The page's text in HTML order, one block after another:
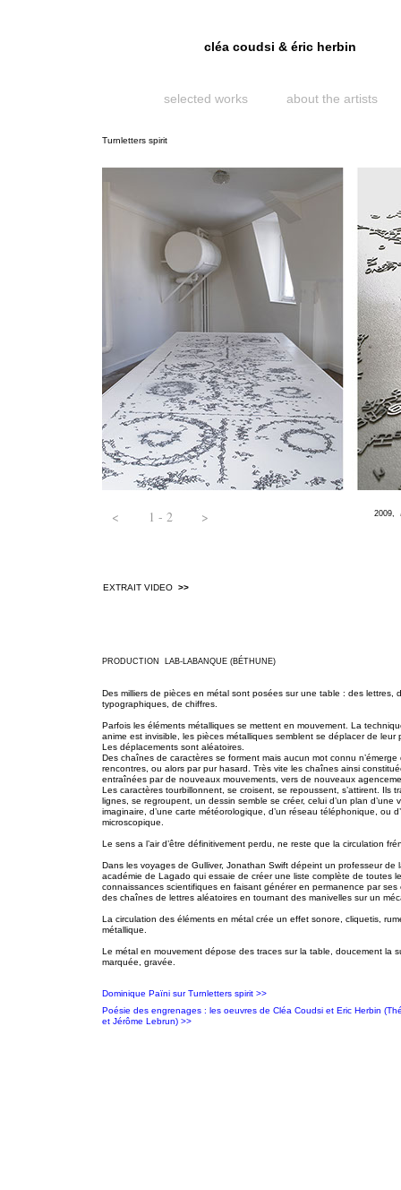
cléa coudsi & éric herbin
selected works about the artists
Turnletters spirit
2009,
1 - 2
< >
EXTRAIT VIDEO >>
PRODUCTION LAB-LABANQUE (BÉTHUNE)
Des milliers de pièces en métal sont posées sur une table : des lettres,
typographiques, de chiffres.
Parfois les éléments métalliques se mettent en mouvement. La
anime est invisible, les pièces métalliques semblent se déplacer de leur
Les déplacements sont aléatoires.
Des chaînes de caractères se forment mais aucun mot connu n’émerge
rencontres, ou alors par pur hasard. Très vite les chaînes ainsi
entraînées par de nouveaux mouvements, vers de nouveaux
Les caractères tourbillonnent, se croisent, se repoussent, s’attirent. Ils
lignes, se regroupent, un dessin semble se créer, celui d’un plan d’une
imaginaire, d’une carte météorologique, d’un réseau téléphonique, ou
microscopique.
Le sens a l’air d’être définitivement perdu, ne reste que la circulation
Dans les voyages de Gulliver, Jonathan Swift dépeint un professeur de
académie de Lagado qui essaie de créer une liste complète de toutes
connaissances scientifiques en faisant générer en permanence par ses
des chaînes de lettres aléatoires en tournant des manivelles sur un
La circulation des éléments en métal crée un effet sonore, cliquetis,
métallique.
Le métal en mouvement dépose des traces sur la table, doucement la
marquée, gravée.
Dominique Païni sur Turnletters spirit >>
Poésie des engrenages : les oeuvres de Cléa Coudsi et Eric Herbin
et Jérôme Lebrun) >>